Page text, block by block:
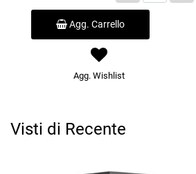
Agg. Carrello
Agg. Wishlist
Visti di Recente